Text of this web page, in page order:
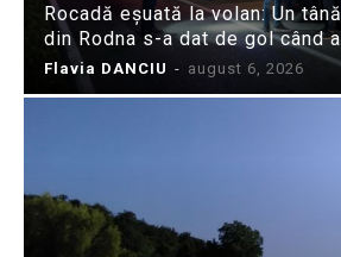
Rocadă eșuată la volan: Un
din Rodna s-a dat de gol când
Flavia DANCIU - august 6, 2026